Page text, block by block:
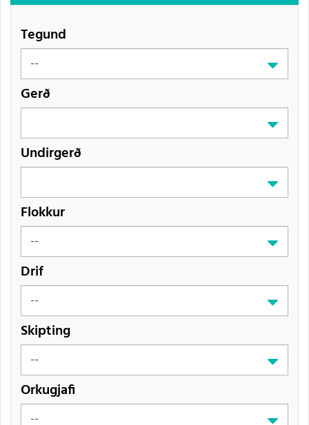
Tegund
Gerð
Undirgerð
Flokkur
Drif
Skipting
Orkugjafi